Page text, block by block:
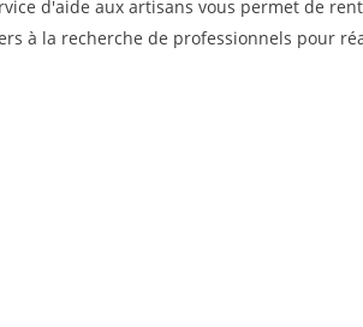
d'aide aux artisans vous permet de
à la recherche de professionnels pour